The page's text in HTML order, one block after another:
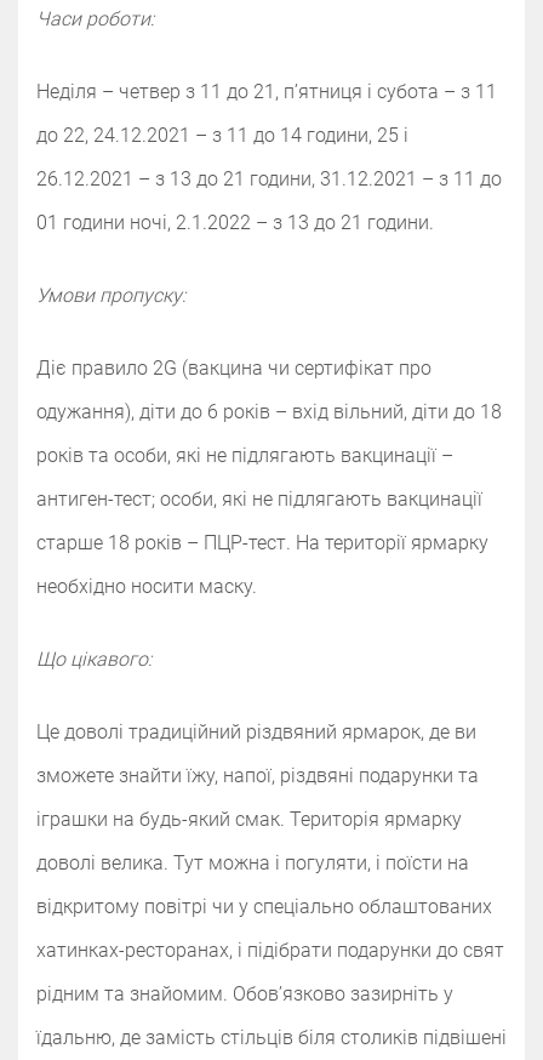
Часи роботи:
Неділя – четвер з 11 до 21, п’ятниця і субота – з 11
до 22, 24.12.2021 – з 11 до 14 години, 25 і
26.12.2021 – з 13 до 21 години, 31.12.2021 – з 11 до
01 години ночі, 2.1.2022 – з 13 до 21 години.
Умови пропуску:
Діє правило 2G (вакцина чи сертифікат про
одужання), діти до 6 років – вхід вільний, діти до 18
років та особи, які не підлягають вакцинації –
антиген-тест; особи, які не підлягають вакцинації
старше 18 років – ПЦР-тест. На території ярмарку
необхідно носити маску.
Що цікавого:
Це доволі традиційний різдвяний ярмарок, де ви
зможете знайти їжу, напої, різдвяні подарунки та
іграшки на будь-який смак. Територія ярмарку
доволі велика. Тут можна і погуляти, і поїсти на
відкритому повітрі чи у спеціально облаштованих
хатинках-ресторанах, і підібрати подарунки до свят
рідним та знайомим. Обов’язково зазирніть у
їдальню, де замість стільців біля столиків підвішені